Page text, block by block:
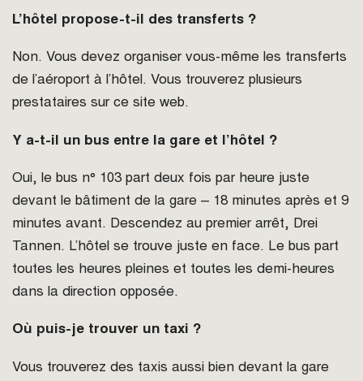
L’hôtel propose-t-il des transferts ?
Non. Vous devez organiser vous-même les transferts
de l’aéroport à l’hôtel. Vous trouverez plusieurs
prestataires sur ce site web.
Y a-t-il un bus entre la gare et l’hôtel ?
Oui, le bus n° 103 part deux fois par heure juste
devant le bâtiment de la gare – 18 minutes après et 9
minutes avant. Descendez au premier arrêt, Drei
Tannen. L’hôtel se trouve juste en face. Le bus part
toutes les heures pleines et toutes les demi-heures
dans la direction opposée.
Où puis-je trouver un taxi ?
Vous trouverez des taxis aussi bien devant la gare